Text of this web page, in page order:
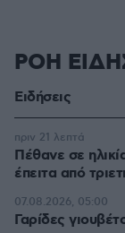
ΡΟΗ
Ειδήσεις
Πέθανε σε
έπειτα από
πριν 21 λεπτά
Γαρίδες
07.08.2026, 05:00